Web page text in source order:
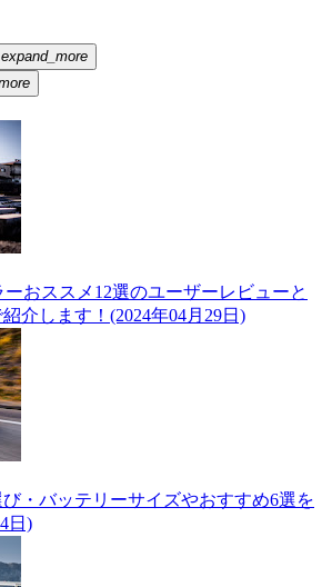
expand_more
おススメ12選のユーザーレビューと
介します！(2024年04月29日)
・バッテリーサイズやおすすめ6選を
日)